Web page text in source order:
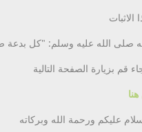
الاثبات
صلى الله عليه وسلم: "كل بدعة
قم بزيارة الصفحة التالية
عليكم ورحمة الله وبركاته